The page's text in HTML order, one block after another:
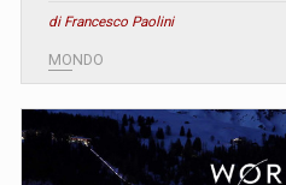
di Francesco Paolini
MONDO